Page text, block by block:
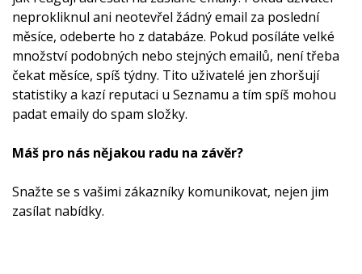
neprokliknul ani neotevřel žádný email za poslední
měsíce, odeberte ho z databáze. Pokud posíláte velké
množství podobných nebo stejných emailů, není třeba
čekat měsíce, spíš týdny. Tito uživatelé jen zhoršují
statistiky a kazí reputaci u Seznamu a tím spíš mohou
padat emaily do spam složky.
Máš pro nás nějakou radu na závěr?
Snažte se s vašimi zákazníky komunikovat, nejen jim
zasílat nabídky.